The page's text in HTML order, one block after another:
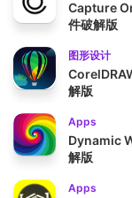
Capture
件破解版
图形设计
解版
Apps
Dynamic
解版
Apps